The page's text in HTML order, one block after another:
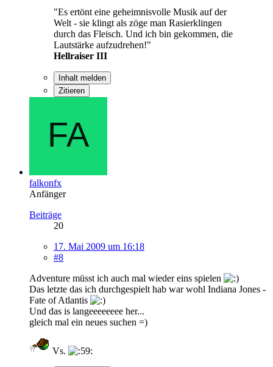
"Es ertönt eine geheimnisvolle Musik auf der
Welt - sie klingt als zöge man Rasierklingen
durch das Fleisch. Und ich bin gekommen, die
Lautstärke aufzudrehen!"
Hellraiser III
Inhalt melden
Zitieren
falkonfx
Anfänger
Beiträge
20
17. Mai 2009 um 16:18
#8
Adventure müsst ich auch mal wieder eins spielen
Das letzte das ich durchgespielt hab war wohl Indiana Jones -
Fate of Atlantis
Und das is langeeeeeeee her...
gleich mal ein neues suchen =)
Vs.